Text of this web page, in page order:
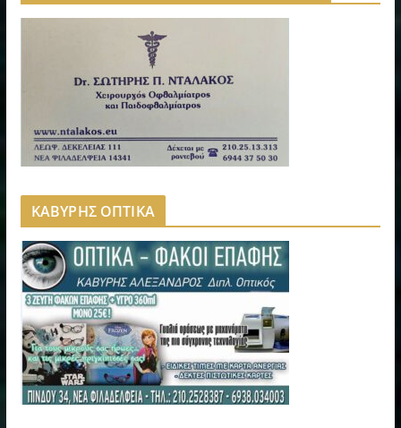
ΚΑΒΥΡΗΣ ΟΠΤΙΚΑ